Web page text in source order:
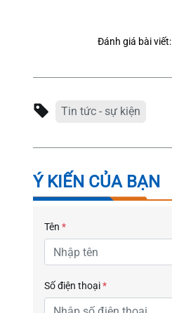
Đánh giá bài viết:
Tin tức - sự kiện
Ý KIẾN CỦA BẠN
Tên *
Số điện thoại*